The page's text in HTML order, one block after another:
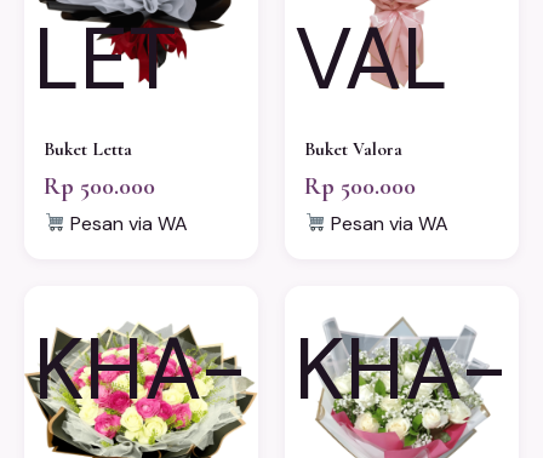
LET
Buket Letta
Rp 500.000
Pesan via WA
VAL
Buket Valora
Rp 500.000
Pesan via WA
KHA- KHA-